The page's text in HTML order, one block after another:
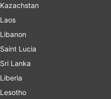
Kazachstan
Laos
Libanon
Saint Lucia
Sri Lanka
Liberia
Lesotho